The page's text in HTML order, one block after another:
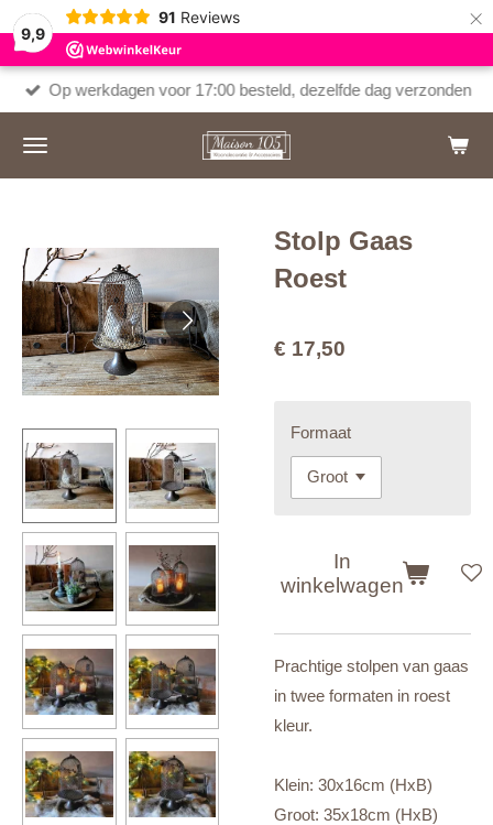
9,9
91 Reviews ×
Op werkdagen voor 17:00 besteld, dezelfde dag verzonden
Stolp Gaas
Roest
€ 17,50
Formaat
In
winkelwagen
Prachtige stolpen van gaas
in twee formaten in roest
kleur.
Klein: 30x16cm (HxB)
Groot: 35x18cm (HxB)